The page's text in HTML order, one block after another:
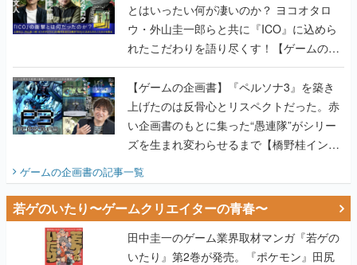
とはいったい何が凄いのか？ ヨコオタロ
ウ・外山圭一郎らと共に『ICO』に込めら
れたこだわりを語り尽くす！【ゲームの企
画書】
【ゲームの企画書】『ペルソナ3』を築き
上げたのは反骨心とリスペクトだった。赤
い企画書のもとに集った“愚連隊”がシリー
ズを生まれ変わらせるまで【橋野桂インタ
ゲームの企画書の記事一覧
若ゲのいたり〜ゲームクリエイターの青春〜
田中圭一のゲーム業界取材マンガ『若ゲの
いたり』第2巻が発売。『ポケモン』田尻